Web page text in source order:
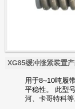
XG85缓冲涨紧装置
用于8~10吨履
平稳性。
此型
河、卡哥特科等